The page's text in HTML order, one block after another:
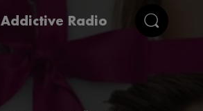
Addictive Radio